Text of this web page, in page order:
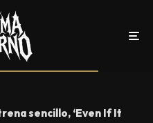
sencillo, ‘Even If It